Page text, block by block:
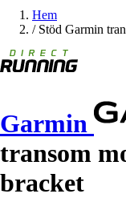
Hem
/ Stöd Garmin
Garmin
transom
bracket